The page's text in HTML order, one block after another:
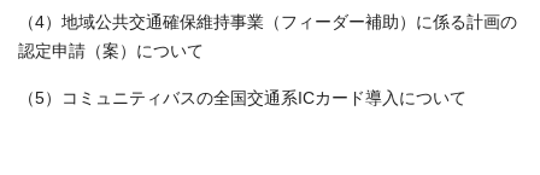
（4）地域公共交通確保維持事業（フィーダー補助）に係る計画の
認定申請（案）について
（5）コミュニティバスの全国交通系ICカード導入について